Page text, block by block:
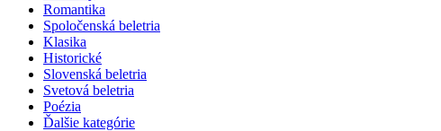
Romantika
Spoločenská beletria
Klasika
Historické
Slovenská beletria
Svetová beletria
Poézia
Ďalšie kategórie